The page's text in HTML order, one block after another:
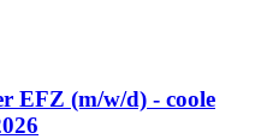
EFZ (m/w/d) - coole